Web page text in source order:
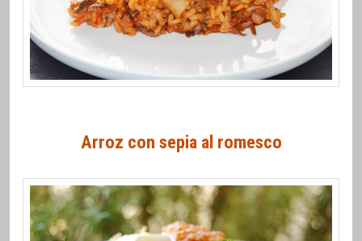
Arroz con sepia al romesco